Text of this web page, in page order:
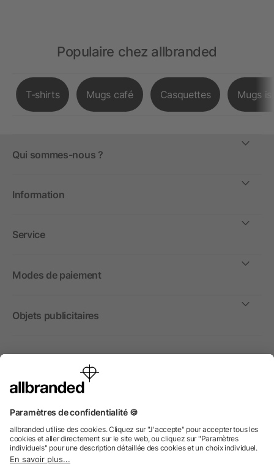
Populaire chez allbranded
T-shirts Mugs café Casquettes Mugs
Qui sommes-nous ?
Information
Service
Modes de paiement
Objets publicitaires
International